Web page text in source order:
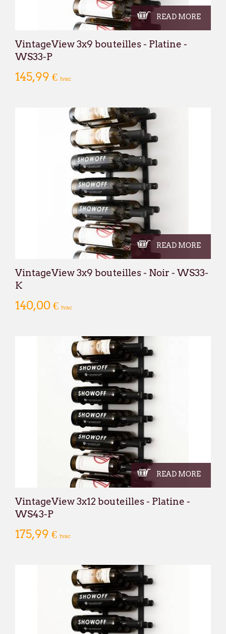
READ MORE
VintageView 3x9 bouteilles - Platine -
WS33-P
145,99 € tvac
READ MORE
VintageView 3x9 bouteilles - Noir - WS33-
K
140,00 € tvac
READ MORE
VintageView 3x12 bouteilles - Platine -
WS43-P
175,99 € tvac